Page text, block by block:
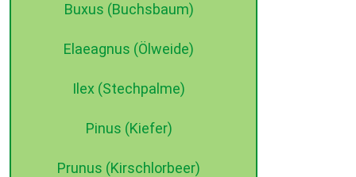
Buxus (Buchsbaum)
Elaeagnus (Ölweide)
Ilex (Stechpalme)
Pinus (Kiefer)
Prunus (Kirschlorbeer)